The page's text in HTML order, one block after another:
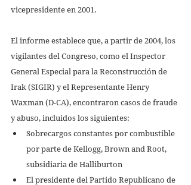
vicepresidente en 2001.
El informe establece que, a partir de 2004, los
vigilantes del Congreso, como el Inspector
General Especial para la Reconstrucción de
Irak (SIGIR) y el Representante Henry
Waxman (D-CA), encontraron casos de fraude
y abuso, incluidos los siguientes:
Sobrecargos constantes por combustible
por parte de Kellogg, Brown and Root,
subsidiaria de Halliburton
El presidente del Partido Republicano de